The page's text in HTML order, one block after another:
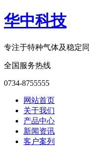
华中科技
专注于特种气体及稳定
全国服务热线
0734-8755555
网站首页
关于我们
产品中心
新闻资讯
客户案列